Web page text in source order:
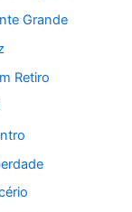
Grande
Retiro